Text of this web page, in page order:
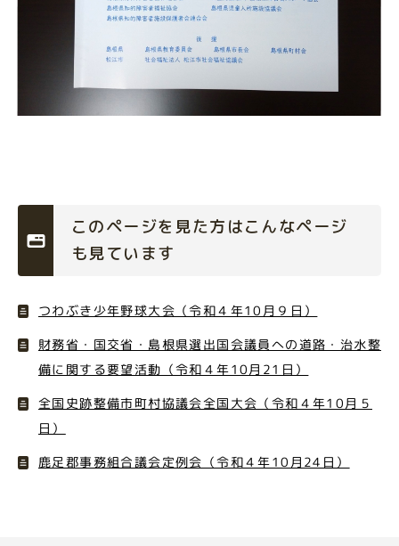
このページを見た方はこんなページ
も見ています
つわぶき少年野球大会（令和４年10月９日）
財務省・国交省・島根県選出国会議員への道路・治水整
備に関する要望活動（令和４年10月21日）
全国史跡整備市町村協議会全国大会（令和４年10月５
日）
鹿足郡事務組合議会定例会（令和４年10月24日）